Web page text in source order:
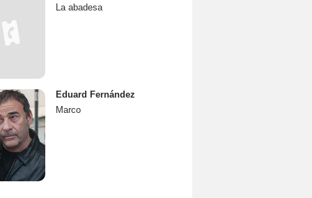
La abadesa
Eduard Fernández
Marco